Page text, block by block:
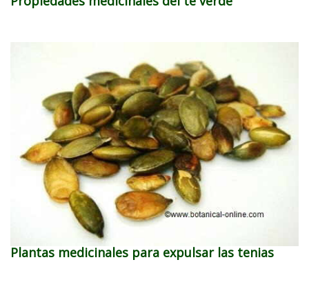
Plantas medicinales para expulsar las tenias